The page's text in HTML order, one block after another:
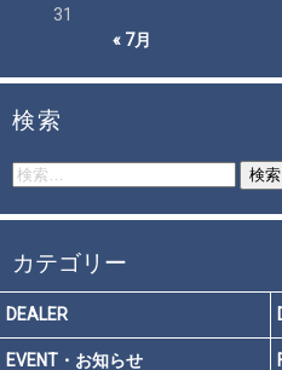
« 7月
31
検索
検
索:
カテゴリー
DEALER
EVENT・お知らせ